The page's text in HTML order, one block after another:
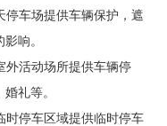
停车场提供车辆保护，遮
响。
外活动场所提供车辆停
礼等。
时停车区域提供临时停车